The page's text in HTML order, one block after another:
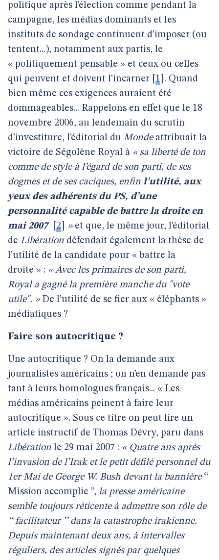
politique après l’élection comme pendant la
campagne, les médias dominants et les
instituts de sondage continuent d’imposer (ou
tentent...), notamment aux partis, le
« politiquement pensable » et ceux ou celles
qui peuvent et doivent l’incarner 1 . Quand
bien même ces exigences auraient été
dommageables... Rappelons en effet que le 18
novembre 2006, au lendemain du scrutin
d’investiture, l’éditorial du Mondeattribuait la
victoire de Ségolène Royal à « sa liberté de ton
comme de style à l’égard de son parti, de ses
dogmes et de ses caciques, enfin l’utilité, aux
yeux des adhérents du PS, d’une
personnalité capable de battre la droite en
mai 2007
2 »et que, le même jour, l’éditorial
de Libération défendait également la thèse de
l’utilité de la candidate pour « battre la
droite » : « Avec les primaires de son parti,
Royal a gagné la première manche du "vote
utile". » De l’utilité de se fier aux « éléphants »
médiatiques ?
Faire son autocritique ?
Une autocritique ? On la demande aux
journalistes américains ; on n’en demande pas
tant à leurs homologues français... « Les
médias américains peinent à faire leur
autocritique ». Sous ce titre on peut lire un
article instructif de Thomas Dévry, paru dans
Libération le 29 mai 2007 : « Quatre ans après
l’invasion de l’Irak et le petit défilé personnel du
1er Mai de George W. Bush devant la bannière ‘‘
Mission accomplie ’’, la presse américaine
semble toujours réticente à admettre son rôle de
‘‘ facilitateur ’’ dans la catastrophe irakienne.
Depuis maintenant deux ans, à intervalles
réguliers, des articles signés par quelques